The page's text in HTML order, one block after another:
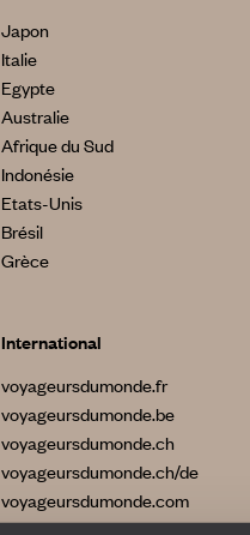
Japon
Italie
Egypte
Australie
Afrique du Sud
Indonésie
Etats-Unis
Brésil
Grèce
International
voyageursdumonde.fr
voyageursdumonde.be
voyageursdumonde.ch
voyageursdumonde.ch/de
voyageursdumonde.com
originaltravel.co.uk